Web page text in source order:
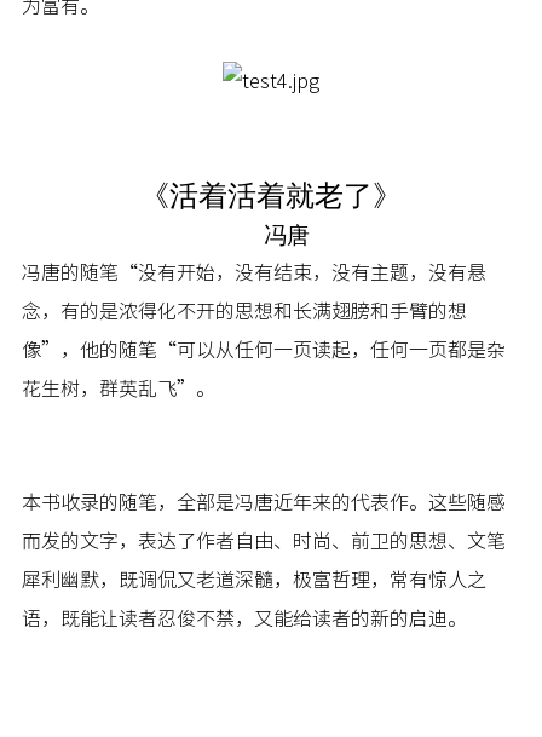
为富有。
《活着活着就老了》
冯唐
冯唐的随笔“没有开始，没有结束，没有主题，没有悬
念，有的是浓得化不开的思想和长满翅膀和手臂的想
像”，他的随笔“可以从任何一页读起，任何一页都是杂
花生树，群英乱飞”。
本书收录的随笔，全部是冯唐近年来的代表作。这些随感
而发的文字，表达了作者自由、时尚、前卫的思想、文笔
犀利幽默，既调侃又老道深髓，极富哲理，常有惊人之
语，既能让读者忍俊不禁，又能给读者的新的启迪。